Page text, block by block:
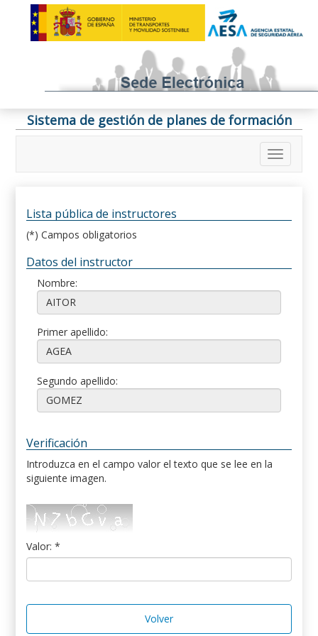
Sistema de gestión de planes de formación
Lista pública de instructores
(*) Campos obligatorios
Datos del instructor
Nombre:
Primer apellido:
Segundo apellido:
Verificación
Introduzca en el campo valor el texto que se lee en la
siguiente imagen.
Valor: *
Volver